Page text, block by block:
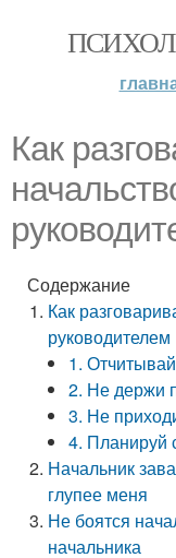
Как
Содержание
Как
руководителем
1.
2. Не держи
3. Не
4. Планируй
Начальник
глупее меня
Не боятся
начальника